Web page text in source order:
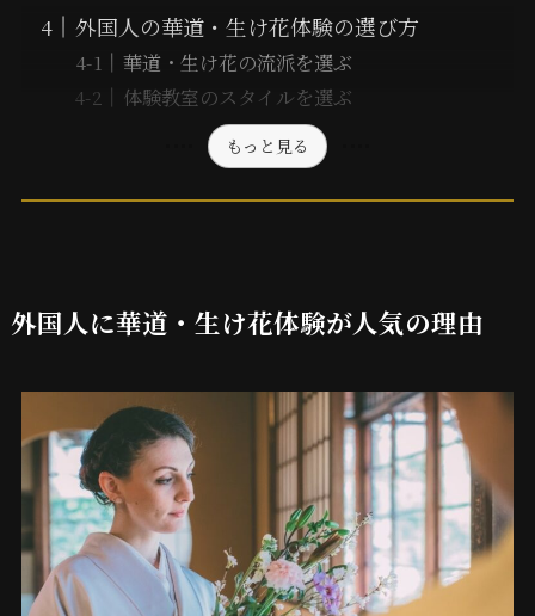
外国人の華道・生け花体験の選び方
華道・生け花の流派を選ぶ
体験教室のスタイルを選ぶ
もっと見る
外国人に華道・生け花体験が人気の理由